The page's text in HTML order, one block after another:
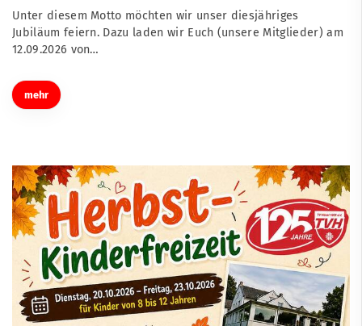
Unter diesem Motto möchten wir unser diesjähriges
Jubiläum feiern. Dazu laden wir Euch (unsere Mitglieder) am
12.09.2026 von…
mehr